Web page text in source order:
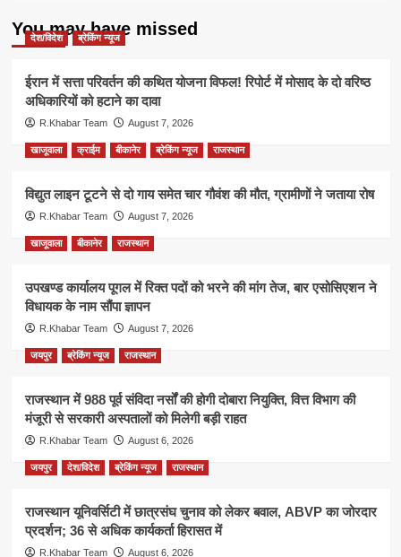
You may have missed
देश/विदेश ब्रेकिंग न्यूज
ईरान में सत्ता परिवर्तन की कथित योजना विफल! रिपोर्ट में मोसाद के दो वरिष्ठ
अधिकारियों को हटाने का दावा
R.Khabar Team August 7, 2026
खाजूवाला क्राईम बीकानेर ब्रेकिंग न्यूज राजस्थान
विद्युत लाइन टूटने से दो गाय समेत चार गौवंश की मौत, ग्रामीणों ने जताया रोष
R.Khabar Team August 7, 2026
खाजूवाला बीकानेर राजस्थान
उपखण्ड कार्यालय पूगल में रिक्त पदों को भरने की मांग तेज, बार एसोसिएशन ने
विधायक के नाम सौंपा ज्ञापन
R.Khabar Team August 7, 2026
जयपुर ब्रेकिंग न्यूज राजस्थान
राजस्थान में 988 पूर्व संविदा नर्सों की होगी दोबारा नियुक्ति, वित्त विभाग की
मंजूरी से सरकारी अस्पतालों को मिलेगी बड़ी राहत
R.Khabar Team August 6, 2026
जयपुर देश/विदेश ब्रेकिंग न्यूज राजस्थान
राजस्थान यूनिवर्सिटी में छात्रसंघ चुनाव को लेकर बवाल, ABVP का जोरदार
प्रदर्शन; 36 से अधिक कार्यकर्ता हिरासत में
R.Khabar Team August 6, 2026